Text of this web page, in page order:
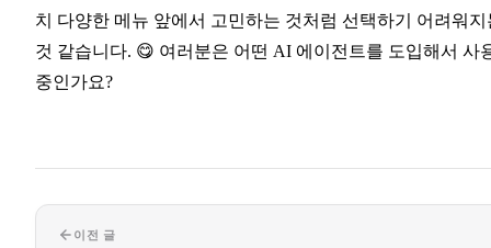
치 다양한 메뉴 앞에서 고민하는 것처럼 선택하기 어려워지
것 같습니다. 😋 여러분은 어떤 AI 에이전트를 도입해서 사
중인가요?
이전 글